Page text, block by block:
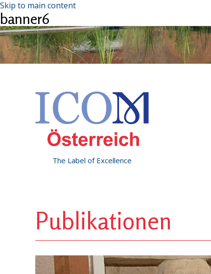
Skip to main content
banner6
The Label of Excellence
Publikationen